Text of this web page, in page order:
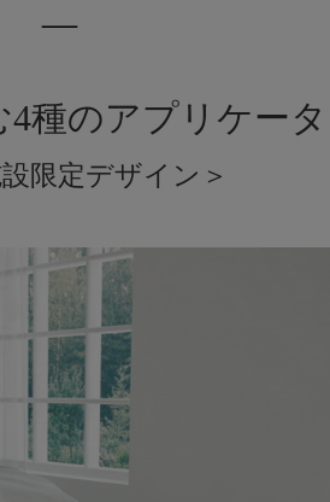
4種のアプリケー
限定デザイン＞